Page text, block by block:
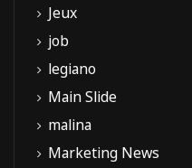
Jeux
job
legiano
Main Slide
malina
Marketing News